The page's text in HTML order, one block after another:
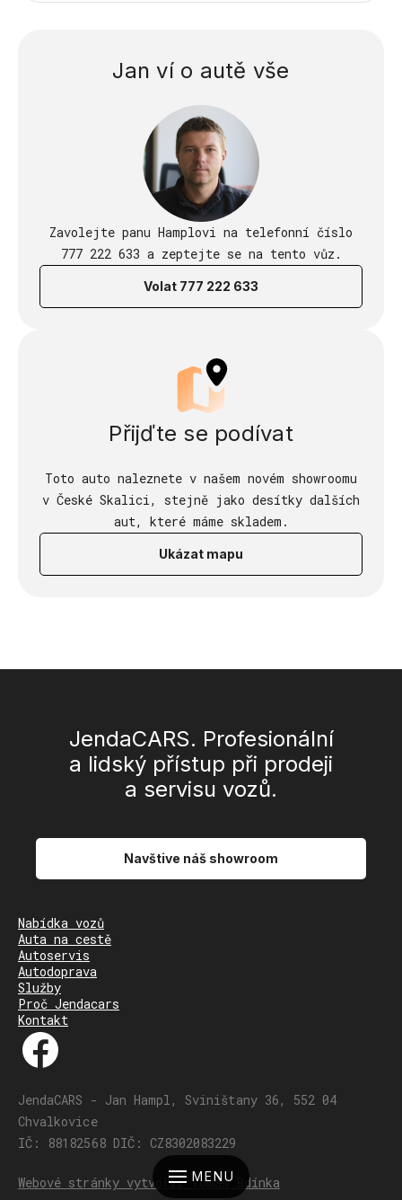
MENU
Jan ví o autě vše
Zavolejte panu Hamplovi na telefonní číslo
777 222 633 a zeptejte se na tento vůz.
Volat 777 222 633
Přijďte se podívat
Toto auto naleznete v našem novém showroomu
v České Skalici, stejně jako desítky dalších
aut, které máme skladem.
Ukázat mapu
JendaCARS. Profesionální
a lidský přístup při prodeji
a servisu vozů.
Navštive náš showroom
Nabídka vozů
Auta na cestě
Autoservis
Autodoprava
Služby
Proč Jendacars
Kontakt
JendaCARS - Jan Hampl, Sviništany 36, 552 04
Chvalkovice
IČ: 88182568 DIČ: CZ8302083229
Webové stránky vytvořil Tomáš Bdínka